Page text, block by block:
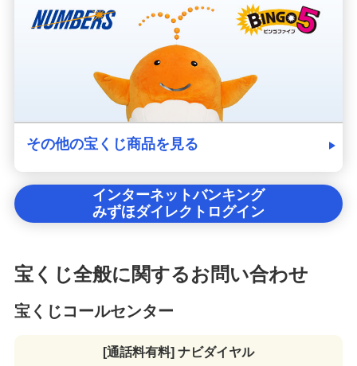
その他の宝くじ商品を見る
インターネットバンキング
みずほダイレクトログイン
宝くじ全般に関するお問い合わせ
宝くじコールセンター
[通話料有料] ナビダイヤル